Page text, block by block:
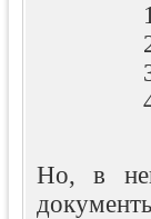
Но, в